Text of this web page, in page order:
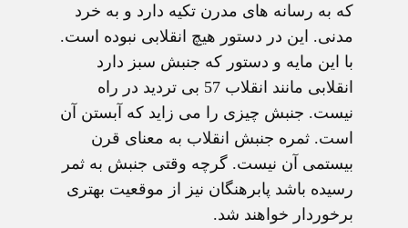
که به رسانه های مدرن تکیه دارد و به خرد
مدنی. این در دستور هیچ انقلابی نبوده است.
با این مایه و دستور که جنبش سبز دارد
انقلابی مانند انقلاب 57 بی تردید در راه
نیست. جنبش چیزی را می زاید که آبستن آن
است. ثمره جنبش انقلاب به معنای قرن
بیستمی آن نیست. گرچه وقتی جنبش به ثمر
رسیده باشد پابرهنگان نیز از موقعیت بهتری
برخوردار خواهند شد.